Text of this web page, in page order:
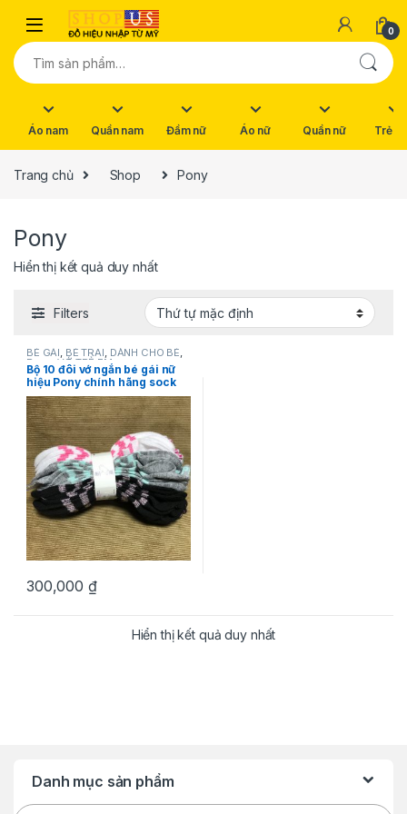
Skip to navigation
Skip to content
0
Tìm kiếm:
Áo nam Quần nam Đầm nữ Áo nữ Quần nữ Trẻ
Trang chủ Shop Pony
Pony
Hiển thị kết quả duy nhất
Filters
BÉ GÁI, BÉ TRAI, DÀNH CHO BÉ,
Pony,VỚ TRẺ EM
Bộ 10 đôi vớ ngắn bé gái nữ
hiệu Pony chính hãng sock
size: 6-8.5
300,000 ₫
Hiển thị kết quả duy nhất
Danh mục sản phẩm